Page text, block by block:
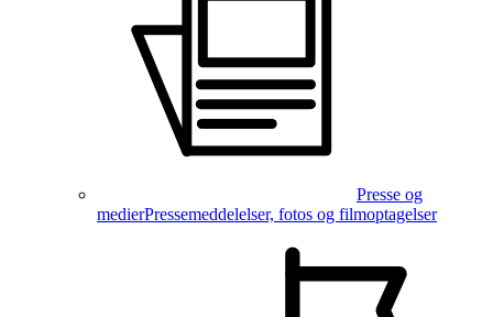
Presse og
medierPressemeddelelser, fotos og filmoptagelser